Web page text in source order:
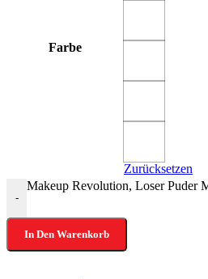
Farbe
Zurücksetzen
-
Makeup Revolution, Loser Puder
In Den Warenkorb